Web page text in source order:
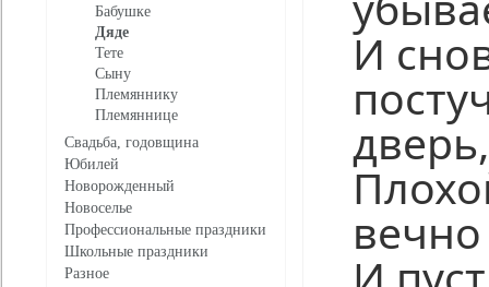
Бабушке
Дяде
Тете
Сыну
Племяннику
Племяннице
Свадьба, годовщина
Юбилей
Новорожденный
Новоселье
Профессиональные праздники
Школьные праздники
Разное
И
дверь,